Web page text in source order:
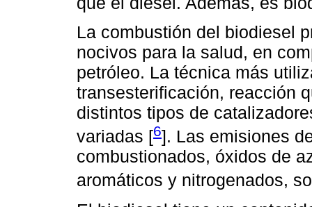
La combustión del biodiesel
nocivos para la salud, en
petróleo. La técnica más
transesterificación, reacción
distintos tipos de
variadas [6]. Las emisiones
combustionados, óxidos de
aromáticos y nitrogenados,